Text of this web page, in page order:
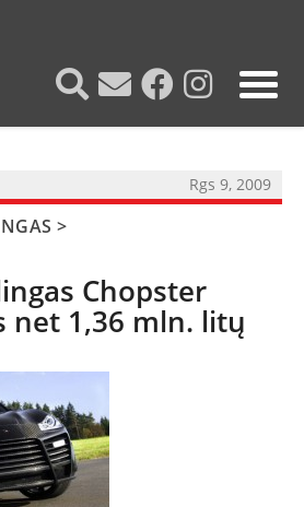
Rgs 9, 2009
>
Chopster
net 1,36 mln. litų